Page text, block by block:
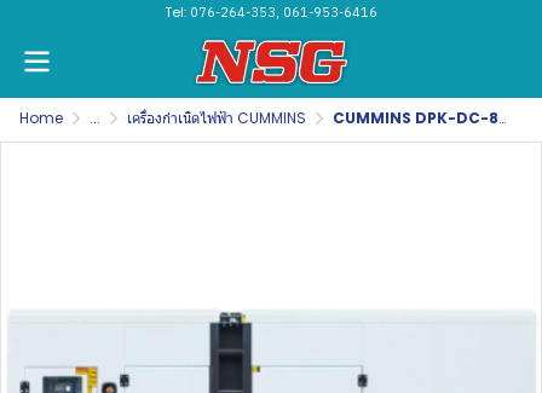
Tel: 076-264-353, 061-953-6416
Home ... เครื่องกำเนิดไฟฟ้า CUMMINS CUMMINS DPK-DC-84(copy)